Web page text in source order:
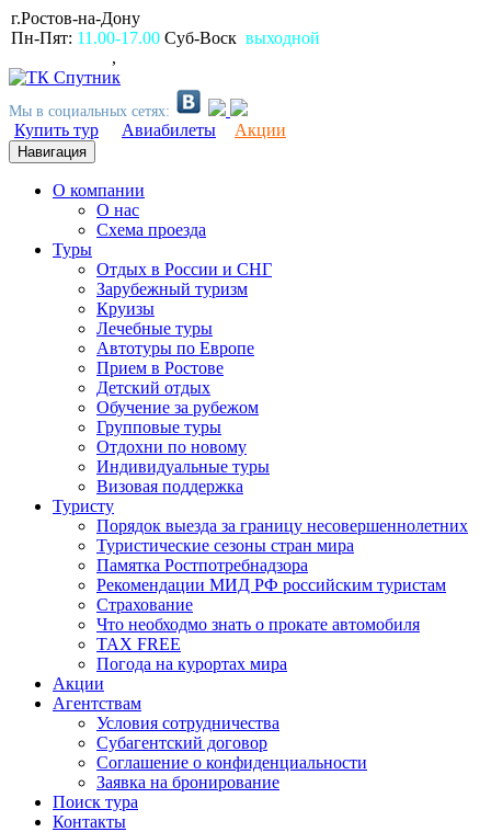
г.Ростов-на-Дону
Пн-Пят: 11.00-17.00 Суб-Воск выходной
,
Мы в социальных сетях:
Купить тур Авиабилеты Акции
Навигация
О компании
О нас
Схема проезда
Туры
Отдых в России и СНГ
Зарубежный туризм
Круизы
Лечебные туры
Автотуры по Европе
Прием в Ростове
Детский отдых
Обучение за рубежом
Групповые туры
Отдохни по новому
Индивидуальные туры
Визовая поддержка
Туристу
Порядок выезда за границу несовершеннолетних
Туристические сезоны стран мира
Памятка Ростпотребнадзора
Рекомендации МИД РФ российским туристам
Страхование
Что необходмо знать о прокате автомобиля
TAX FREE
Погода на курортах мира
Акции
Агентствам
Условия сотрудничества
Субагентский договор
Соглашение о конфиденциальности
Заявка на бронирование
Поиск тура
Контакты